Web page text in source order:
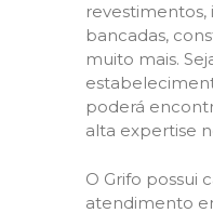
revestimentos,
bancadas,
muito mais.
poderá
alta expertise
O Grifo possui
atendimento